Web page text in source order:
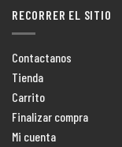
RECORRER EL SITIO
Contactanos
Tienda
Carrito
Finalizar compra
Mi cuenta